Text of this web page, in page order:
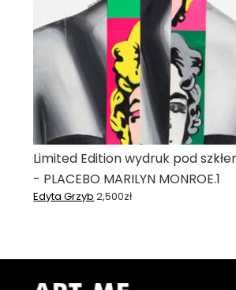
Limited Edition wydruk pod
- PLACEBO MARILYN MONROE.1
Edyta Grzyb 2,500zł